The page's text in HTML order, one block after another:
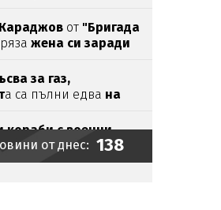
Караджов от "Бригада
жена си заради
за газ,
а са пълни едва на
кораби с военни
море,унищожии
(ВИДЕО)
от днес: 138